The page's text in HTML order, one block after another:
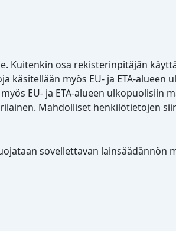
Kuitenkin osa rekisterinpitäjän
käsitellään myös EU- ja ETA-
EU- ja ETA-alueen ulkopuolisiin
Mahdolliset henkilötietojen
sovellettavan lainsäädännön